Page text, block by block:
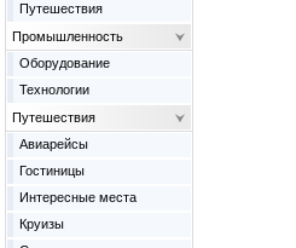
Путешествия
Промышленность
Оборудование
Технологии
Путешествия
Авиарейсы
Гостиницы
Интересные места
Круизы